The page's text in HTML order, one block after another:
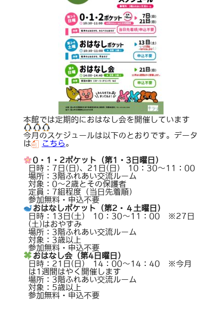
本館では定期的におはなし会を開催しています
今月のスケジュールは以下のとおりです。データ
は
こちら。
0・1・2ポケット（第1・3日曜日）
日時：7日(日)、21日(日) 10：30～11：00
場所：3階ふれあい交流ルーム
対象：0～2歳とその保護者
定員：7組程度（当日先着順）
参加無料・申込不要
おはなしポケット（第2・４土曜日）
日時：13日(土) 10：30～11：00 ※27日
(土)はおやすみ
場所：3階ふれあい交流ルーム
対象：3歳以上
参加無料・申込不要
おはなし会（第4日曜日）
日時：21日(日) 14：00～14：40 ※今月
は1週間はやく開催します
場所：3階ふれあい交流ルーム
対象：5歳以上
参加無料・申込不要